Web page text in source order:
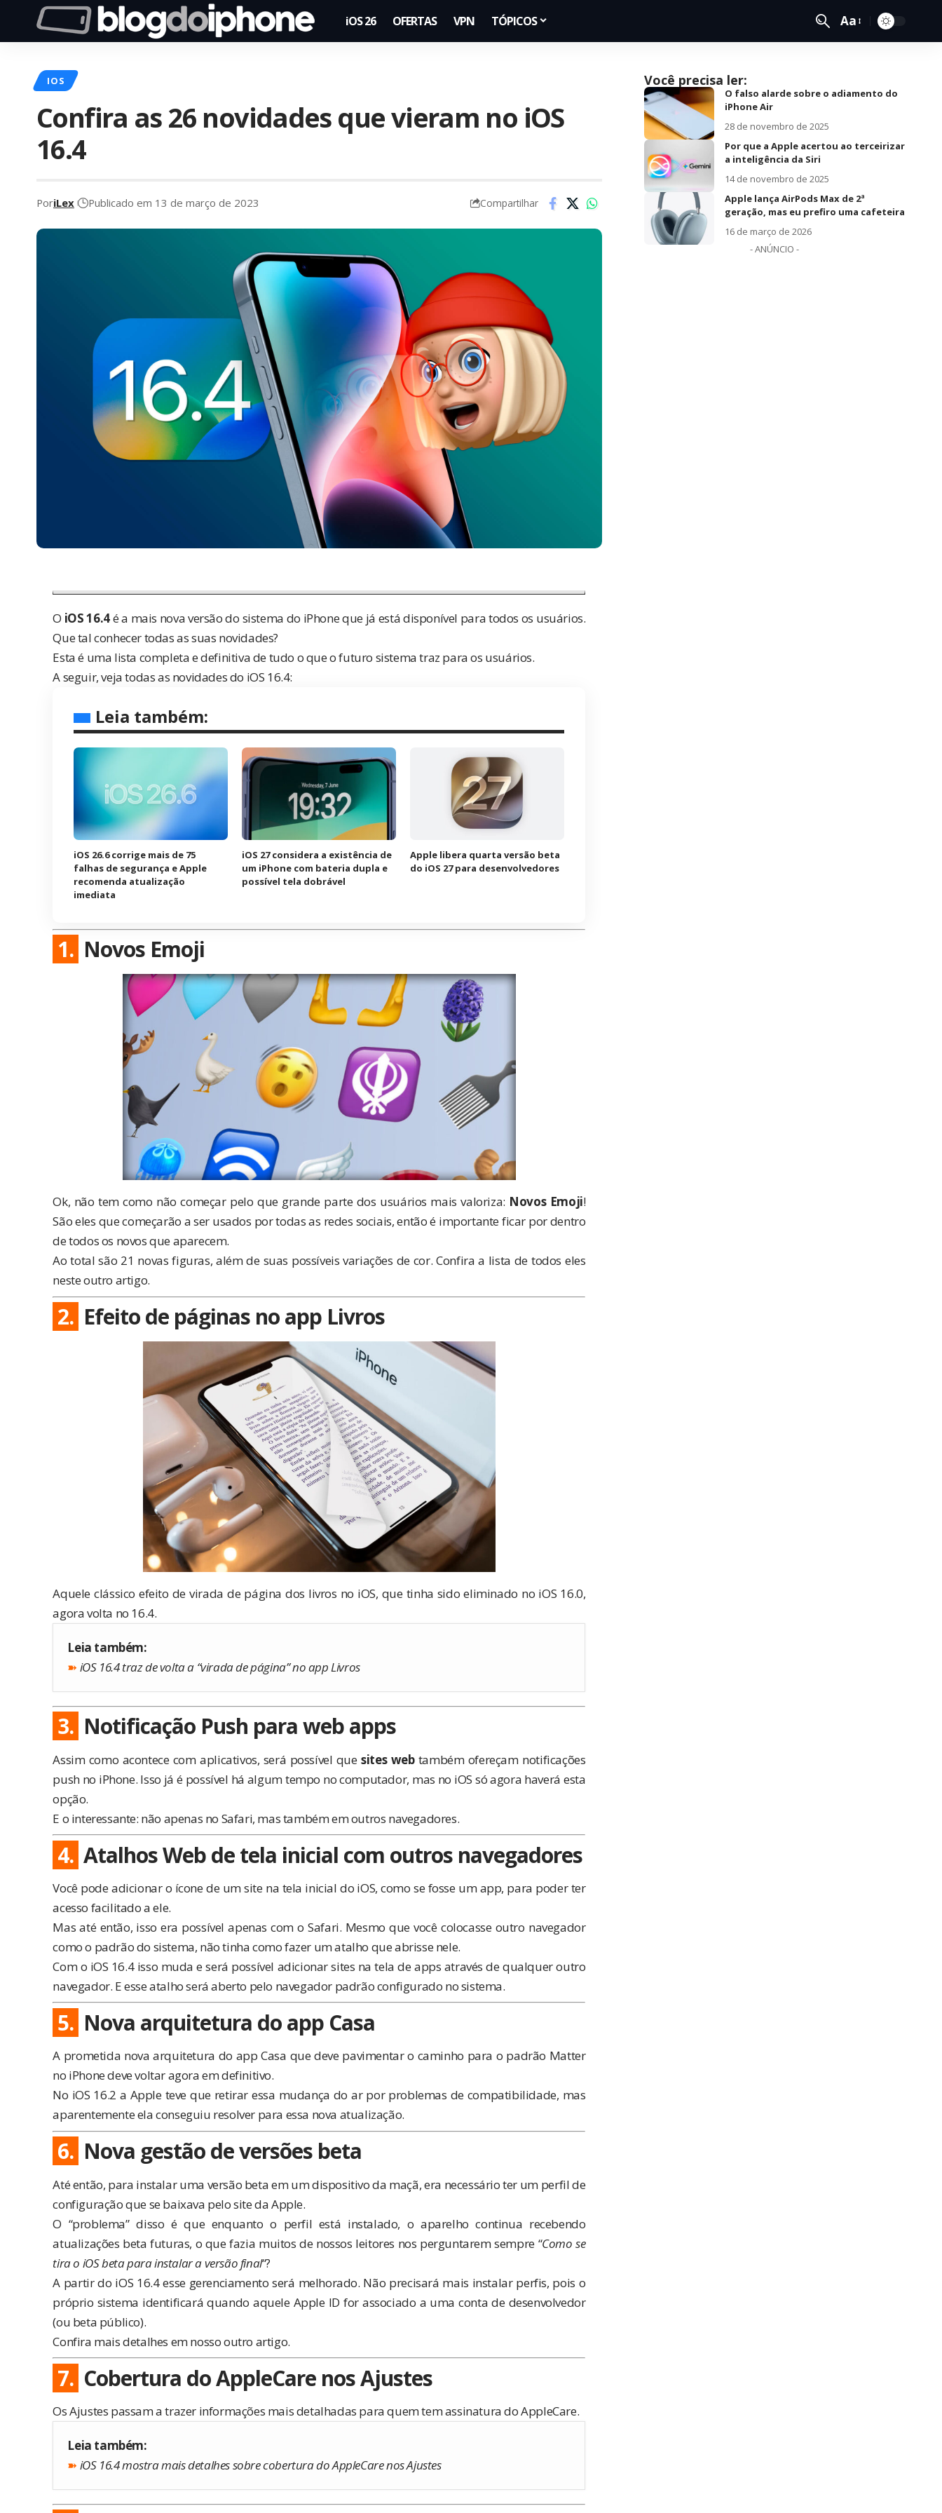
iOS 26 OFERTAS VPN TÓPICOS Aa
IOS
Confira as 26 novidades que vieram no iOS
16.4
PoriLex Publicado em 13 de março de 2023 Compartilhar
O iOS 16.4é a mais nova versão do sistema do iPhone que já está disponível para todos os usuários.
Que tal conhecer todas as suas novidades?
Esta é uma lista completa e definitiva de tudo o que o futuro sistema traz para os usuários.
A seguir, veja todas as novidades do iOS 16.4:
Leia também:
iOS 26.6 corrige mais de 75
falhas de segurança e Apple
recomenda atualização
imediata
iOS 27 considera a existência de
um iPhone com bateria dupla e
possível tela dobrável
Apple libera quarta versão beta
do iOS 27 para desenvolvedores
1. Novos Emoji
Ok, não tem como não começar pelo que grande parte dos usuários mais valoriza: Novos Emoji!
São eles que começarão a ser usados por todas as redes sociais, então é importante ficar por dentro
de todos os novos que aparecem.
Ao total são 21 novas figuras, além de suas possíveis variações de cor. Confira a lista de todos eles
neste outro artigo.
2. Efeito de páginas no app Livros
Aquele clássico efeito de virada de página dos livros no iOS, que tinha sido eliminado no iOS 16.0,
agora volta no 16.4.
Leia também:
➽ iOS 16.4 traz de volta a “virada de página” no app Livros
3. Notificação Push para web apps
Assim como acontece com aplicativos, será possível quesites webtambém ofereçam notificações
push no iPhone. Isso já é possível há algum tempo no computador, mas no iOS só agora haverá esta
opção.
E o interessante: não apenas no Safari, mas também em outros navegadores.
4. Atalhos Web de tela inicial com outros navegadores
Você pode adicionar o ícone de um site na tela inicial do iOS, como se fosse um app, para poder ter
acesso facilitado a ele.
Mas até então, isso era possível apenas com o Safari. Mesmo que você colocasse outro navegador
como o padrão do sistema, não tinha como fazer um atalho que abrisse nele.
Com o iOS 16.4 isso muda e será possível adicionar sites na tela de apps através de qualquer outro
navegador. E esse atalho será aberto pelo navegador padrão configurado no sistema.
5. Nova arquitetura do app Casa
A prometida nova arquitetura do app Casa que deve pavimentar o caminho para o padrão Matter
no iPhone deve voltar agora em definitivo.
No iOS 16.2 a Apple teve que retirar essa mudança do arpor problemas de compatibilidade, mas
aparentemente ela conseguiu resolver para essa nova atualização.
6. Nova gestão de versões beta
Até então, para instalar uma versão beta em um dispositivo da maçã, era necessário ter um perfil de
configuração que se baixava pelo site da Apple.
O “problema” disso é que enquanto o perfil está instalado, o aparelho continua recebendo
atualizações beta futuras, o que fazia muitos de nossos leitores nos perguntarem sempre “Como se
tira o iOS beta para instalar a versão final“?
A partir do iOS 16.4 esse gerenciamento será melhorado. Não precisará mais instalar perfis, pois o
próprio sistema identificará quando aquele Apple ID for associado a uma conta de desenvolvedor
(ou beta público).
Confira mais detalhes em nossooutro artigo.
7. Cobertura do AppleCare nos Ajustes
Os Ajustes passam a trazer informações mais detalhadas para quem tem assinatura do AppleCare.
Leia também:
➽ iOS 16.4 mostra mais detalhes sobre cobertura do AppleCare nos Ajustes
Você precisa ler:
O falso alarde sobre o adiamento do
iPhone Air
28 de novembro de 2025
Por que a Apple acertou ao terceirizar
a inteligência da Siri
14 de novembro de 2025
Apple lança AirPods Max de 2ª
geração, mas eu prefiro uma cafeteira
16 de março de 2026
- ANÚNCIO -